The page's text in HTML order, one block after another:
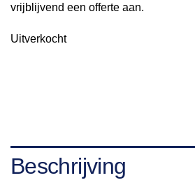
vrijblijvend een offerte aan.
Uitverkocht
Beschrijving